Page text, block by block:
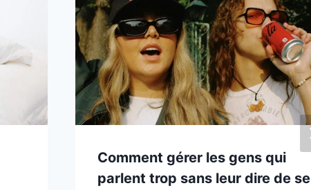
Comment gérer les gens qui
parlent trop sans leur dire de se